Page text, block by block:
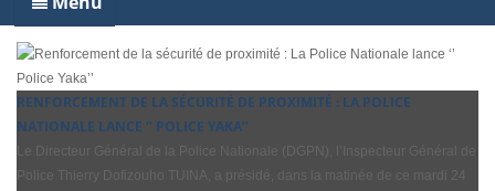
RENFORCEMENT DE LA SÉCURITÉ DE PROXIMITÉ : LA POLICE
NATIONALE LANCE ‘’ POLICE YAKA’’
Le Directeur Général de la Police Nationale (DGPN), l’Inspecteur Général de
Police Thierry Dofizouho TUINA, a présidé, dans la matinée de ce mardi 24